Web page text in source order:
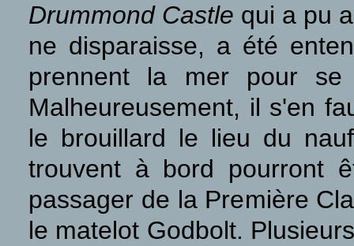
Drummond Castle qui a pu
ne disparaisse, a été
prennent la mer pour
Malheureusement, il s'en
le brouillard le lieu du
trouvent à bord pourront
passager de la Première
le matelot Godbolt.